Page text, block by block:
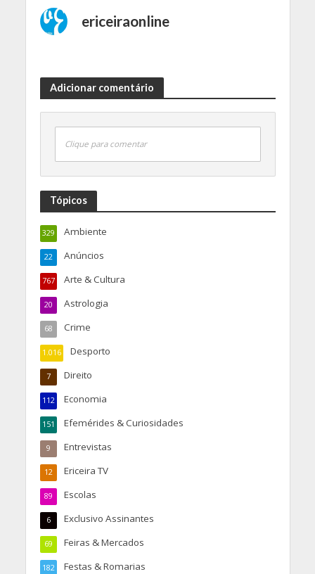
ericeiraonline
Adicionar comentário
Clique para comentar
Tópicos
Ambiente
329
Anúncios
22
Arte & Cultura
767
Astrologia
20
Crime
68
Desporto
1.016
Direito
7
Economia
112
Efemérides & Curiosidades
151
Entrevistas
9
Ericeira TV
12
Escolas
89
Exclusivo Assinantes
6
Feiras & Mercados
69
Festas & Romarias
182